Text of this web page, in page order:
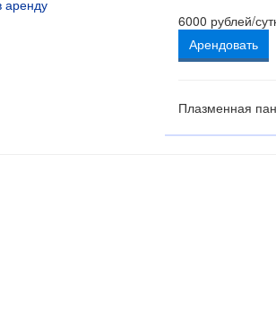
6000 рублей/
Арендовать
Плазменная